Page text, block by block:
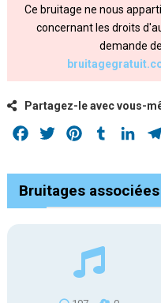
Ce bruitage ne nous
concernant les droits
demande
Partagez-le avec vous-
Facebook
Twitter PinterestTumblr
Bruitages associées